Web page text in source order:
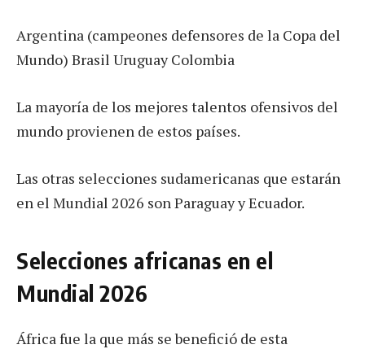
Argentina (campeones defensores de la Copa del
Mundo) Brasil Uruguay Colombia
La mayoría de los mejores talentos ofensivos del
mundo provienen de estos países.
Las otras selecciones sudamericanas que estarán
en el Mundial 2026 son Paraguay y Ecuador.
Selecciones africanas en el
Mundial 2026
África fue la que más se benefició de esta